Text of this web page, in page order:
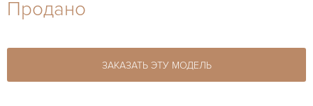
27-44
Продано
ЗАКАЗАТЬ ЭТУ МОДЕЛЬ